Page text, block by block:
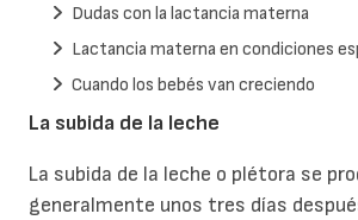
La subida de la leche
La subida de la leche o plétora se
generalmente unos tres días
Dudas con la lactancia materna
Lactancia materna en condiciones
Cuando los bebés van creciendo